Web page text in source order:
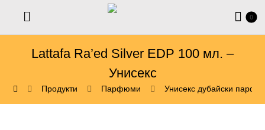
Lattafa Ra’ed Silver EDP 100 мл. –
Унисекс
Продукти Парфюми Унисекс дубайски